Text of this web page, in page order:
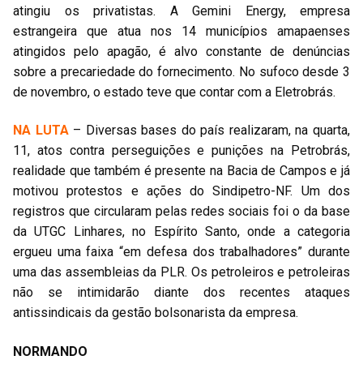
atingiu os privatistas. A Gemini Energy, empresa
estrangeira que atua nos 14 municípios amapaenses
atingidos pelo apagão, é alvo constante de denúncias
sobre a precariedade do fornecimento. No sufoco desde 3
de novembro, o estado teve que contar com a Eletrobrás.
NA LUTA– Diversas bases do país realizaram, na quarta,
11, atos contra perseguições e punições na Petrobrás,
realidade que também é presente na Bacia de Campos e já
motivou protestos e ações do Sindipetro-NF. Um dos
registros que circularam pelas redes sociais foi o da base
da UTGC Linhares, no Espírito Santo, onde a categoria
ergueu uma faixa “em defesa dos trabalhadores” durante
uma das assembleias da PLR. Os petroleiros e petroleiras
não se intimidarão diante dos recentes ataques
antissindicais da gestão bolsonarista da empresa.
NORMANDO